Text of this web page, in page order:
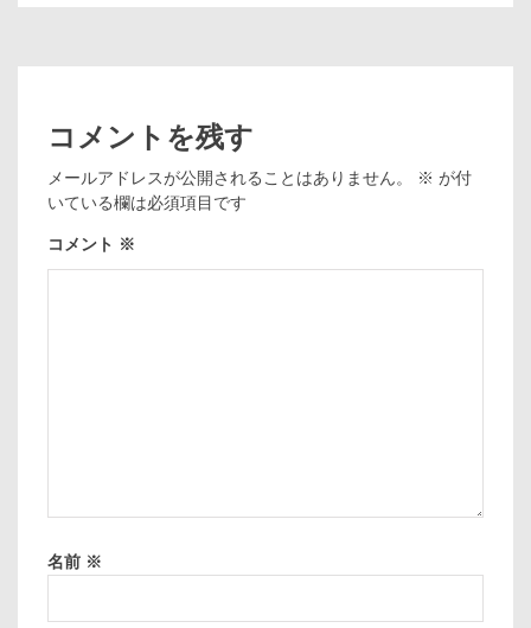
コメントを残す
メールアドレスが公開されることはありません。 ※ が付
いている欄は必須項目です
コメント ※
名前 ※